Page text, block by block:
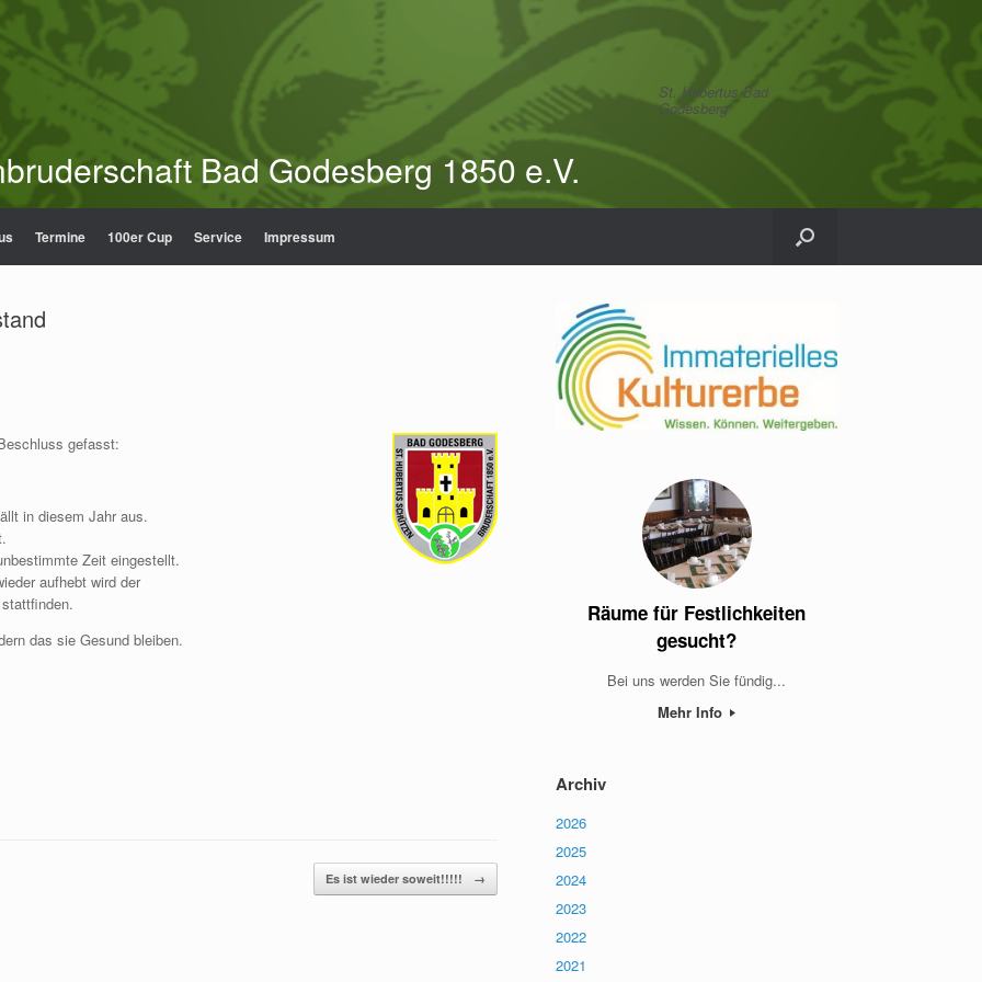
Bad Godesberg 1850 e.V.
St. Hubertus Bad
Godesberg
Termine 100er Cup Service Impressum
gefasst:
in diesem Jahr aus.
Zeit eingestellt.
aufhebt wird der
das sie Gesund bleiben.
Es ist wieder soweit!!!!! →
Räume für Festlichkeiten
gesucht?
Bei uns werden Sie fündig...
Mehr Info
Archiv
2026
2025
2024
2023
2022
2021